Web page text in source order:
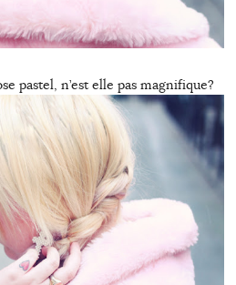
pastel, n’est elle pas magnifique?